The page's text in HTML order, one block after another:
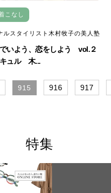
こなし
ルスタイリスト木村牧子の美人塾
いよう、恋をしよう vol.２
ュル 木...
915 916 917
特集